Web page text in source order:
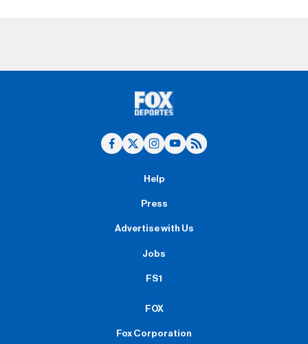
Help
Press
Advertise with Us
Jobs
FS1
FOX
Fox Corporation